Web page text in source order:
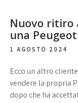
Nuovo ritiro
una
1 AGOSTO 2024
Ecco un altro
vendere la propria
dopo che ha